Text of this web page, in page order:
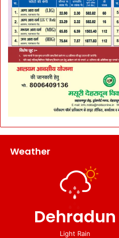
Weather
Dehradun
Light Rain